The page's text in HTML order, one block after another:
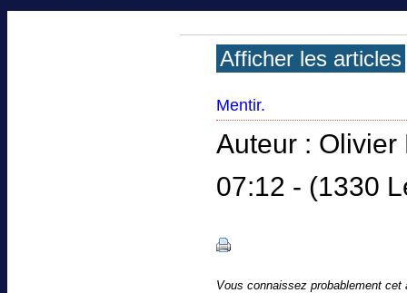
Afficher les articles
Mentir.
Auteur : Olivier
07:12 - (1330
Vous connaissez probablement